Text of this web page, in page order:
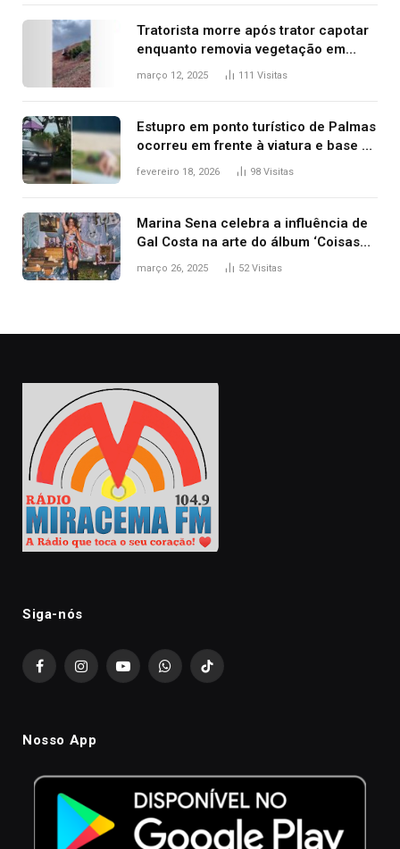
Tratorista morre após trator capotar
enquanto removia vegetação em
ribanceira de rodovia
março 12, 2025 111 Visitas
Estupro em ponto turístico de Palmas
ocorreu em frente à viatura e base de
segurança; polícia investiga
fevereiro 18, 2026 98 Visitas
Marina Sena celebra a influência de
Gal Costa na arte do álbum ‘Coisas
naturais’
março 26, 2025 52Visitas
Siga-nós
FacebookInstagramYouTubeWhatsAppTikTok
Nosso App